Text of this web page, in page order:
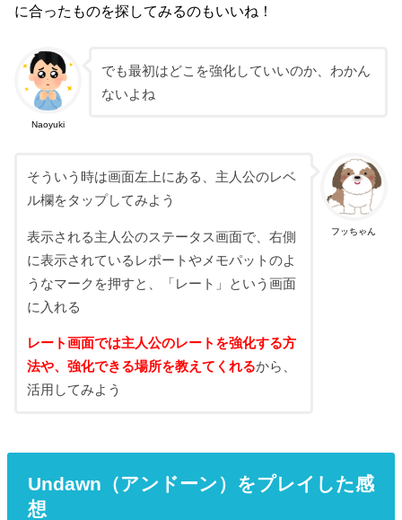
に合ったものを探してみるのもいいね！
Naoyuki
でも最初はどこを強化していいのか、わかん
ないよね
フッちゃん
そういう時は画面左上にある、主人公のレベ
ル欄をタップしてみよう
表示される主人公のステータス画面で、右側
に表示されているレポートやメモパットのよ
うなマークを押すと、「レート」という画面
に入れる
レート画面では主人公のレートを強化する方
法や、強化できる場所を教えてくれるから、
活用してみよう
Undawn（アンドーン）をプレイした感
想